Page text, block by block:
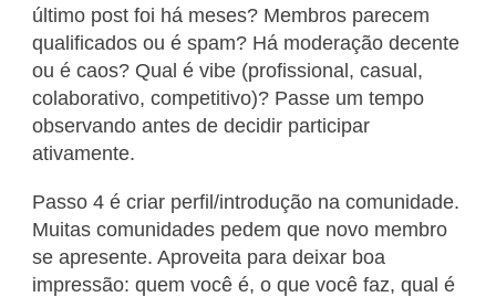
último post foi há meses? Membros parecem
qualificados ou é spam? Há moderação decente
ou é caos? Qual é vibe (profissional, casual,
colaborativo, competitivo)? Passe um tempo
observando antes de decidir participar
ativamente.
Passo 4 é criar perfil/introdução na comunidade.
Muitas comunidades pedem que novo membro
se apresente. Aproveita para deixar boa
impressão: quem você é, o que você faz, qual é